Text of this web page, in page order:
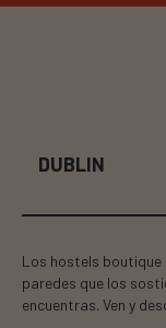
DUBLIN
Los hostels boutique
paredes que los
encuentras. Ven y